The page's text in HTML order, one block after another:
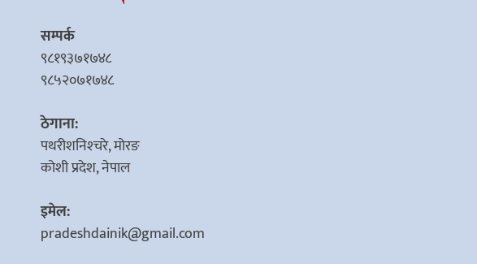
सम्पर्क
९८१९३७१७४८
९८५२०७१७४८
ठेगाना:
पथरीशनिश्‍चरे, मोरङ
कोशी प्रदेश, नेपाल
इमेल:
pradeshdainik@gmail.com